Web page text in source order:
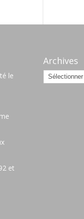
le
et
Archives
Archives